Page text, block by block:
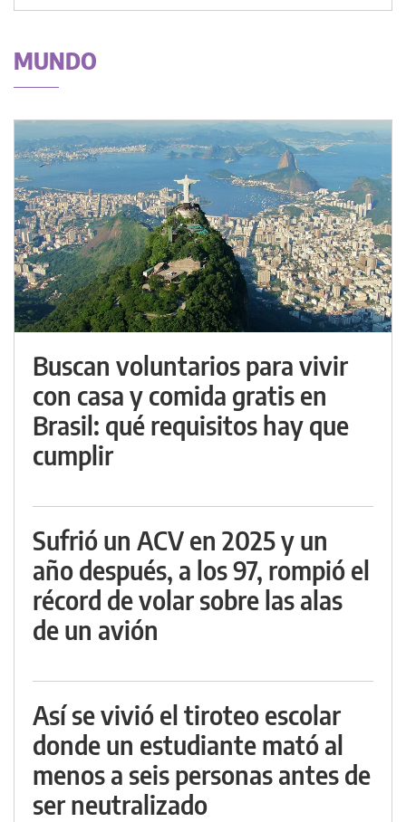
MUNDO
Buscan voluntarios para vivir
con casa y comida gratis en
Brasil: qué requisitos hay que
cumplir
Sufrió un ACV en 2025 y un
año después, a los 97, rompió el
récord de volar sobre las alas
de un avión
Así se vivió el tiroteo escolar
donde un estudiante mató al
menos a seis personas antes de
ser neutralizado